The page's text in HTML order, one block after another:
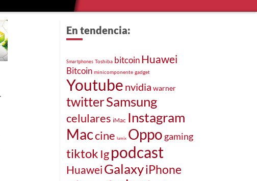
En tendencia:
Smartphones Toshiba bitcoinHuawei
Bitcoin minicomponente gadget
Youtube nvidia warner
twitterSamsung
celulares iMac Instagram
Maccine lumix Oppo gaming
tiktok Igpodcast
HuaweiGalaxyiPhone